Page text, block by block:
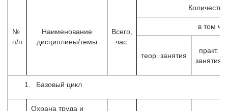
№
п/п
Наименование
дисциплины/темы
Всего,
час.
в том
теор. занятия
практ.
занятия
Базовый цикл
Охрана труда и